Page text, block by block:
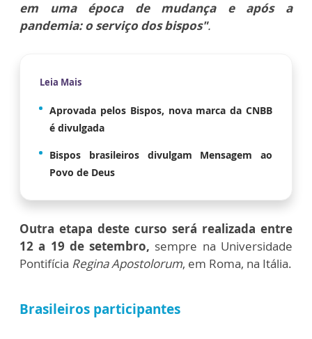
em uma época de mudança e após a
pandemia: o serviço dos bispos".
Leia Mais
Aprovada pelos Bispos, nova marca da CNBB
é divulgada
Bispos brasileiros divulgam Mensagem ao
Povo de Deus
Outra etapa deste curso será realizada entre
12 a 19 de setembro, sempre na Universidade
Pontifícia Regina Apostolorum, em Roma, na Itália.
Brasileiros participantes